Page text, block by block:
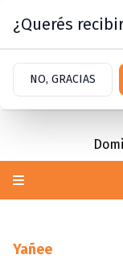
Yañee
¿Querés
NO, GRACIAS